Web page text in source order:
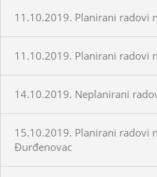
11.10.2019. Planirani radovi
11.10.2019. Planirani radovi
14.10.2019. Neplanirani
15.10.2019. Planirani radovi
Đurđenovac